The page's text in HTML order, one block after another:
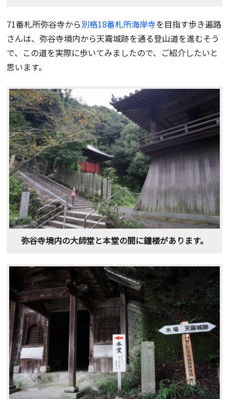
71番札所弥谷寺から別格18番札所海岸寺を目指す歩き遍路
さんは、弥谷寺境内から天霧城跡を通る登山道を進むそう
で、この道を実際に歩いてみましたので、ご紹介したいと
思います。
弥谷寺境内の大師堂と本堂の間に鐘楼があります。